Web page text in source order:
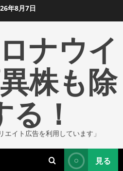
年8月7日
ナウイ
株も除
る！
エイト広告を利用しています」
見る